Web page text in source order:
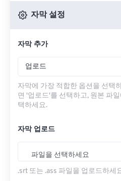
자막 설정
자막 추가
업로드
자막에 가장 적합한 옵션을 선택
면 '업로드'를 선택하고, 원본 파
택하세요.
자막 업로드
파일을 선택하세요
.srt 또는 .ass 파일을 업로드하세